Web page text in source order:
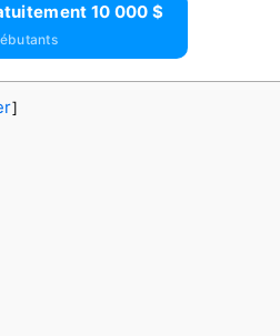
10 000 $
]